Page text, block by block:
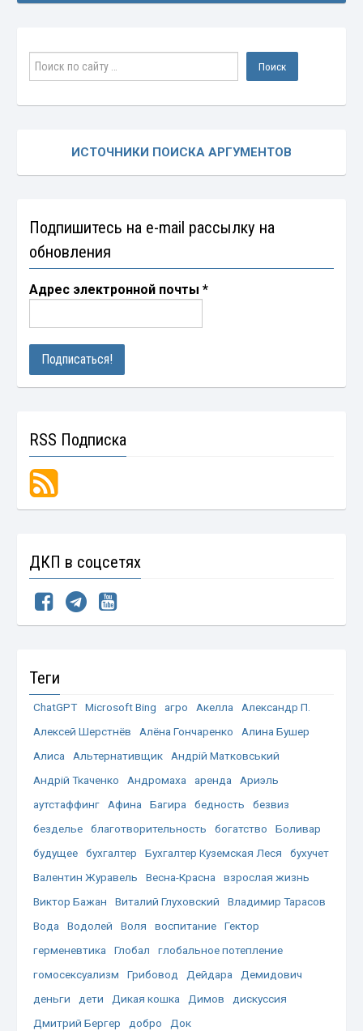
ИСТОЧНИКИ ПОИСКА АРГУМЕНТОВ
Подпишитесь на e-mail рассылку на
обновления
Адрес электронной почты*
RSS Подписка
ДКП в соцсетях
Теги
ChatGPT Microsoft Bing агро Акелла
Александр П.
Алексей Шерстнёв
Алёна Гончаренко
Алина Бушер
Алиса
Альтернативщик
Андрій Матковський
Андрій Ткаченко
Андромаха аренда
Ариэль
аутстаффинг
Афина Багира бедность
безвиз
безделье
благотворительность богатство
Боливар
будущее
бухгалтер Бухгалтер Куземская Леся
бухучет
Валентин Журавель
Весна-Красна
взрослая жизнь
Виктор Бажан
Виталий Глуховский
Владимир Тарасов
Вода
Водолей Воля воспитание
Гектор
герменевтика
Глобал
глобальное потепление
гомосексуализм
Грибовод Дейдара
Демидович
деньги
дети Дикая кошка Димов
дискуссия
Дмитрий Бергер
добро
Док